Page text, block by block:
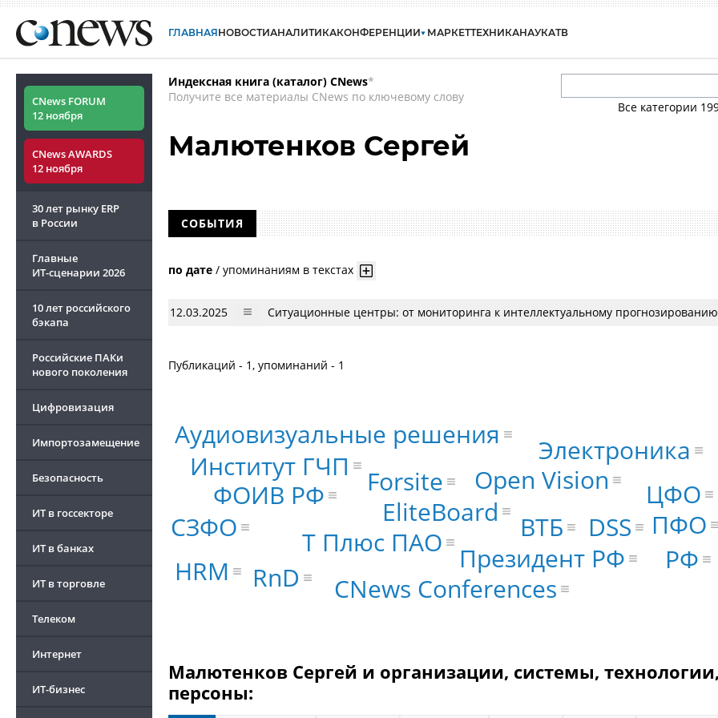
ГЛАВНАЯНОВОСТИАНАЛИТИКАКОНФЕРЕНЦИИ МАРКЕТТЕХНИКАНАУКАТВ
CNews FORUM
12 ноября
CNews AWARDS
12 ноября
30 лет рынку ERP
в России
Главные
ИТ-сценарии 2026
10 лет российского
бэкапа
Российские ПАКи
нового поколения
Цифровизация
Импортозамещение
Безопасность
ИТ в госсекторе
ИТ в банках
ИТ в торговле
Телеком
Интернет
ИТ-бизнес
Индексная книга (каталог) CNews*
Получите все материалы CNews по ключевому слову
Все категории
Малютенков Сергей
СОБЫТИЯ
по дате / упоминаниям в текстах
12.03.2025 Ситуационные центры: от мониторинга к интеллектуальному прогнозированию
Публикаций - 1, упоминаний - 1
EliteBoard
Open Vision
Forsite
ВТБ
Т Плюс ПАО
Институт ГЧП
ФОИВ РФ
Президент РФ
Электроника
Аудиовизуальные решения
DSS
РФ
СЗФО
ЦФО
ПФО
HRM
RnD CNews Conferences
Малютенков Сергей и организации, системы,
персоны: